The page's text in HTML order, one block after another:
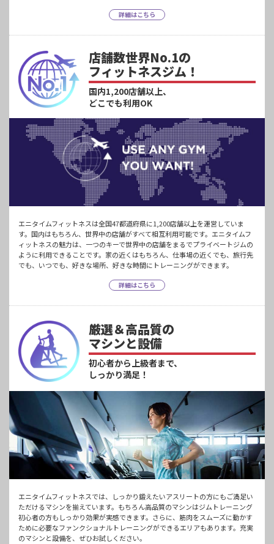
詳細はこちら
店舗数世界No.1の
フィットネスジム！
国内1,200店舗以上、
どこでも利用OK
エニタイムフィットネスは全国47都道府県に1,200店舗以上を運営していま
す。国内はもちろん、世界中の店舗がすべて相互利用可能です。エニタイムフ
ィットネスの魅力は、一つのキーで世界中の店舗をまるでプライベートジムの
ように利用できることです。家の近くはもちろん、仕事場の近くでも、旅行先
でも、いつでも、好きな場所、好きな時間にトレーニングができます。
詳細はこちら
厳選＆高品質の
マシンと設備
初心者から上級者まで、
しっかり満足！
エニタイムフィットネスでは、しっかり鍛えたいアスリートの方にもご満足い
ただけるマシンを揃えています。もちろん高品質のマシンはジムトレーニング
初心者の方もしっかり効果が実感できます。さらに、筋肉をスムーズに動かす
ために必要なファンクショナルトレーニングができるエリアもあります。充実
のマシンと設備を、ぜひお試しください。